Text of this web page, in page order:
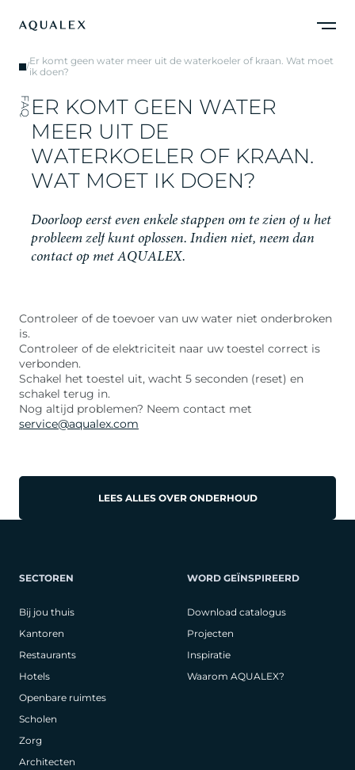
/Er komt geen water meer uit de waterkoeler of kraan. Wat moet
ik doen?
FAQER KOMT GEEN WATER
MEER UIT DE
WATERKOELER OF KRAAN.
WAT MOET IK DOEN?
Doorloop eerst even enkele stappen om te zien of u het
probleem zelf kunt oplossen. Indien niet, neem dan
contact op met AQUALEX.
Controleer of de toevoer van uw water niet onderbroken
is.
Controleer of de elektriciteit naar uw toestel correct is
verbonden.
Schakel het toestel uit, wacht 5 seconden (reset) en
schakel terug in.
Nog altijd problemen? Neem contact met
service@aqualex.com
LEES ALLES OVER ONDERHOUD
SECTOREN
Bij jou thuis
Kantoren
Restaurants
Hotels
Openbare ruimtes
Scholen
Zorg
Architecten
WORD GEÏNSPIREERD
Download catalogus
Projecten
Inspiratie
Waarom AQUALEX?